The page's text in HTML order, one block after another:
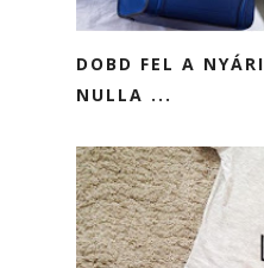
DOBD FEL A
NULLA ...